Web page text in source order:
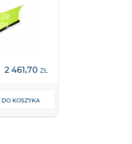
2 461,70 ZŁ
KOSZYKA